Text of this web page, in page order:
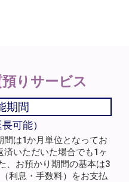
りサービス
期間
可能）
は1か月単位となってお
済いただいた場合でも1ヶ
、お預かり期間の基本は3
利息・手数料）をお支払